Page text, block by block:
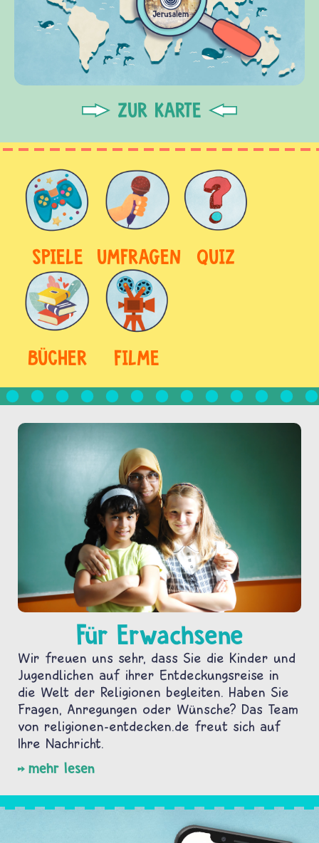
ZUR KARTE
SPIELE UMFRAGEN QUIZ
BÜCHER FILME
Für Erwachsene
Wir freuen uns sehr, dass Sie die Kinder und
Jugendlichen auf ihrer Entdeckungsreise in
die Welt der Religionen begleiten. Haben Sie
Fragen, Anregungen oder Wünsche? Das Team
von religionen-entdecken.de freut sich auf
Ihre Nachricht.
mehr lesen